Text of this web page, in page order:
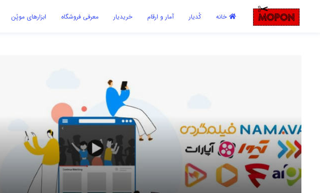
خانه کُدیار آمار و ارقام خریدیار معرفی فروشگاه ابزارهای موپُن اشتراک گذاری